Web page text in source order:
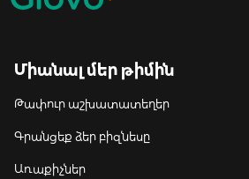
Միանալ մեր թիմին
Թափուր աշխատատեղեր
Գրանցեք ձեր բիզնեսը
Առաքիչներ